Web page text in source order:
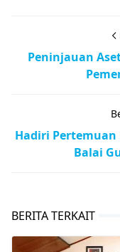
Peninjauan
Hadiri Pertemuan
Balai
BERITA TERKAIT